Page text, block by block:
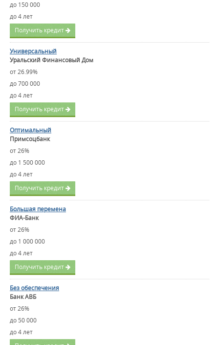
до 150 000
до 4 лет
Получить кредит
Универсальный
Уральский Финансовый Дом
от 26.99%
до 700 000
до 4 лет
Получить кредит
Оптимальный
Примсоцбанк
от 26%
до 1 500 000
до 4 лет
Получить кредит
Большая перемена
ФИА-Банк
от 26%
до 1 000 000
до 4 лет
Получить кредит
Без обеспечения
Банк АВБ
от 26%
до 50 000
до 4 лет